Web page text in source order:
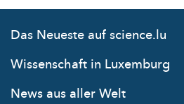
Das Neueste auf science.lu
Wissenschaft in Luxemburg
News aus aller Welt